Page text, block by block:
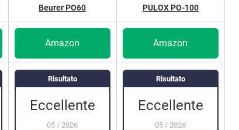
Risultato
Eccellente
05 / 2026
Beurer PO60
Amazon
Risultato
Eccellente
05 / 2026
PULOX PO-100
Amazon